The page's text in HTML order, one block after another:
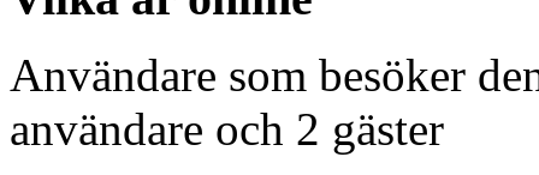
Användare som besöker
användare och 2 gäster